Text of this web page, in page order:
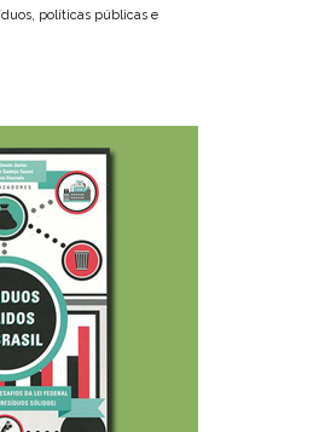
políticas públicas e